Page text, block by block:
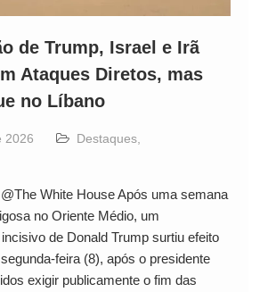
de Trump, Israel e Irã
Ataques Diretos, mas
no Líbano
2026 Destaques,
White House Após uma semana
no Oriente Médio, um
de Donald Trump surtiu efeito
feira (8), após o presidente
exigir publicamente o fim das